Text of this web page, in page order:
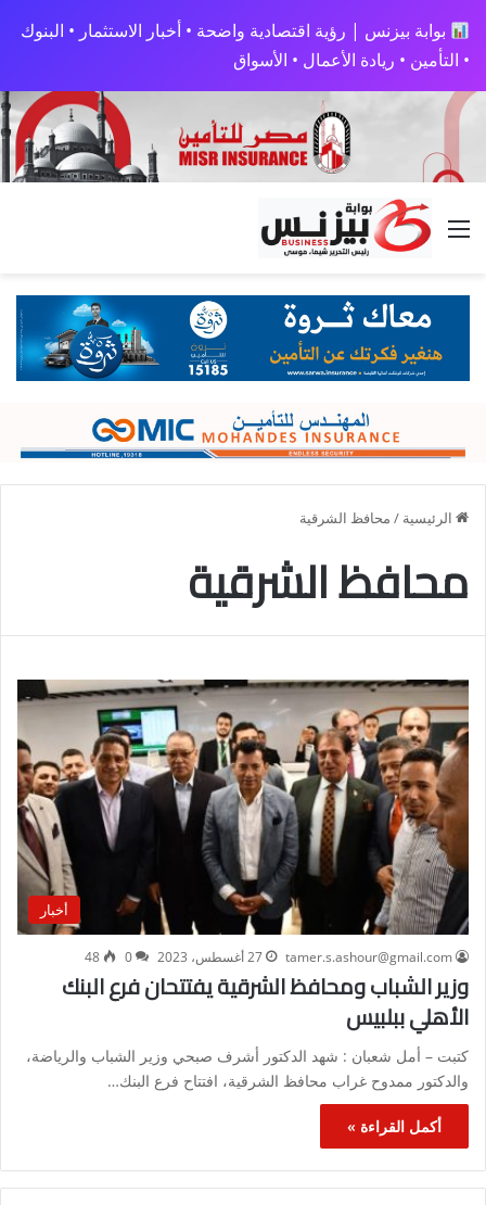
بوابة بيزنس | رؤية اقتصادية واضحة • أخبار الاستثمار • البنوك
• التأمين • ريادة الأعمال • الأسواق
القائمة
الرئيسية / محافظ الشرقية
محافظ الشرقية
أخبار
tamer.s.ashour@gmail.com 27 أغسطس، 2023 0
48
وزير الشباب ومحافظ الشرقية يفتتحان فرع البنك
الأهلي ببلبيس
كتبت – أمل شعبان : شهد الدكتور أشرف صبحي وزير الشباب والرياضة،
والدكتور ممدوح غراب محافظ الشرقية، افتتاح فرع البنك…
أكمل القراءة »